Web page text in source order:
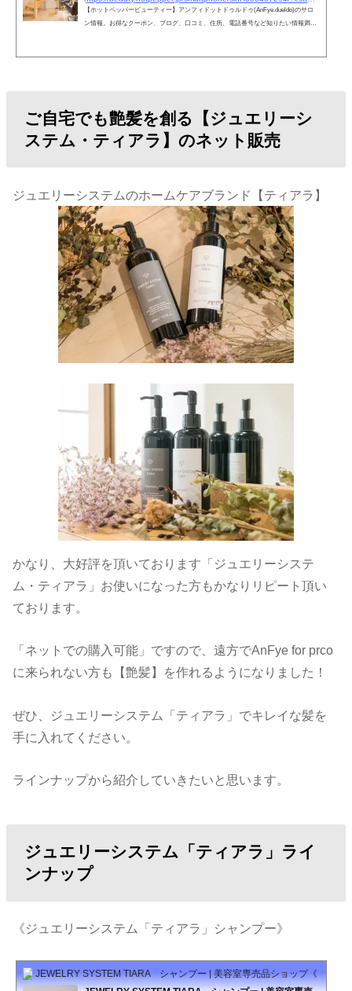
【ホットペッパービューティー】アンフィドットドゥルドゥ(AnFye.dueldo)のサロ
ン情報。お得なクーポン、ブログ、口コミ、住所、電話番号など知りたい情報満載
ご自宅でも艶髪を創る【ジュエリーシ
ステム・ティアラ】のネット販売
ジュエリーシステムのホームケアブランド【ティアラ】
かなり、大好評を頂いております「ジュエリーシステ
ム・ティアラ」お使いになった方もかなりリピート頂い
ております。
「ネットでの購入可能」ですので、遠方でAnFye for prco
に来られない方も【艶髪】を作れるようになりました！
ぜひ、ジュエリーシステム「ティアラ」でキレイな髪を
手に入れてください。
ラインナップから紹介していきたいと思います。
ジュエリーシステム「ティアラ」ライ
ンナップ
《ジュエリーシステム「ティアラ」シャンプー》
JEWELRY SYSTEM TIARA シャンプー | 美容室専売品ショップ《